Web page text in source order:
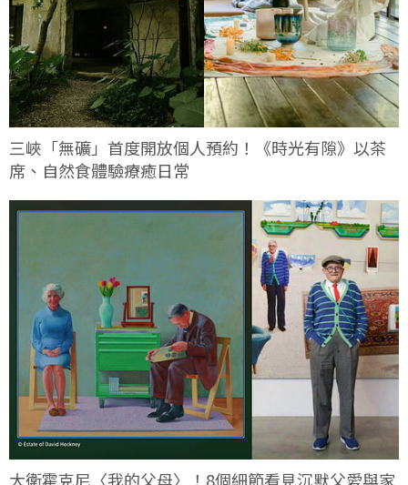
三峽「無礦」首度開放個人預約！《時光有隙》以茶
席、自然食體驗療癒日常
大衛霍克尼〈我的父母〉！8個細節看見沉默父愛與家